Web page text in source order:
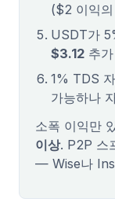
($2 이익
USDT가
$3.12 추가
1% TDS
가능하나
소폭 이익만
이상. P2P 스
— Wise나